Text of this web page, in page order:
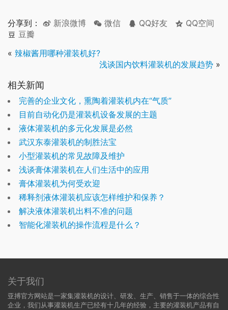
分享到： 新浪微博 微信 QQ好友
QQ空间
豆瓣
« 辣椒酱用哪种灌装机好?
浅谈国内饮料灌装机的发展趋势 »
相关新闻
完善的企业文化，熏陶着灌装机内在“气质”
目前自动化仍是灌装机设备发展的主题
液体灌装机的多元化发展是必然
武汉东泰灌装机的制胜法宝
小型灌装机的常见故障及维护
浅谈膏体灌装机在人们生活中的应用
膏体灌装机为何受欢迎
稀释剂液体灌装机应该怎样维护和保养？
解决液体灌装机出料不准的问题
智能化灌装机的操作流程是什么？
关于我们
亚搏官方网站是一家集灌装机的设计、研发、生产、销售于一体的综合性
企业，我们从事灌装机生产已经有十几年的经验，主要的灌装机产品有自